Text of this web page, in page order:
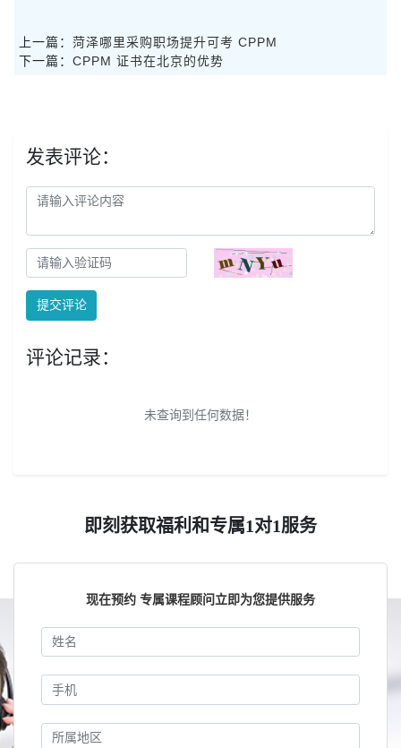
上一篇： 菏泽哪里采购职场提升可考 CPPM
下一篇： CPPM 证书在北京的优势
发表评论：
提交评论
评论记录：
未查询到任何数据！
即刻获取福利和专属1对1服务
现在预约 专属课程顾问立即为您提供服务